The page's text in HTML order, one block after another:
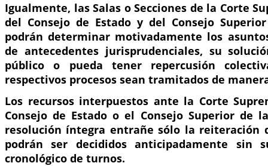
Igualmente, las Salas o Secciones de la Corte
del Consejo de Estado y del Consejo
podrán determinar motivadamente los
de antecedentes jurisprudenciales, su
público o pueda tener repercusión
respectivos procesos sean tramitados de
Los recursos interpuestos ante la Corte
Consejo de Estado o el Consejo Superior de
resolución íntegra entrañe sólo la reiteración
podrán ser decididos anticipadamente sin
cronológico de turnos.